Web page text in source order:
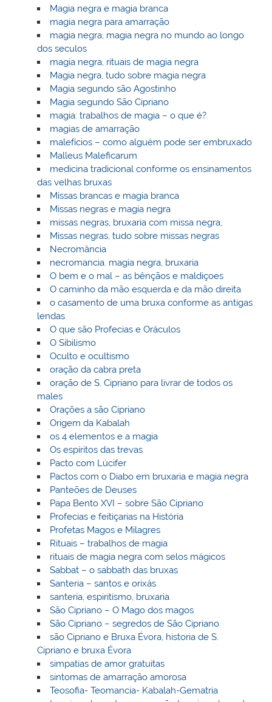
Magia negra e magia branca
magia negra para amarração
magia negra, magia negra no mundo ao longo
dos seculos
magia negra, rituais de magia negra
Magia negra, tudo sobre magia negra
Magia segundo são Agostinho
Magia segundo São Cipriano
magia: trabalhos de magia – o que é?
magias de amarração
malefícios – como alguém pode ser embruxado
Malleus Maleficarum
medicina tradicional conforme os ensinamentos
das velhas bruxas
Missas brancas e magia branca
Missas negras e magia negra
missas negras, bruxaria com missa negra,
Missas negras, tudo sobre missas negras
Necromância
necromancia. magia negra, bruxaria
O bem e o mal – as bênçãos e maldiçoes
O caminho da mão esquerda e da mão direita
o casamento de uma bruxa conforme as antigas
lendas
O que são Profecias e Oráculos
O Sibilismo
Oculto e ocultismo
oração da cabra preta
oração de S. Cipriano para livrar de todos os
males
Orações a são Cipriano
Origem da Kabalah
os 4 elementos e a magia
Os espíritos das trevas
Pacto com Lúcifer
Pactos com o Diabo em bruxaria e magia negra
Panteões de Deuses
Papa Bento XVI – sobre São Cipriano
Profecias e feitiçarias na História
Profetas Magos e Milagres
Rituais – trabalhos de magia
rituais de magia negra com selos mágicos
Sabbat – o sabbath das bruxas
Santeria – santos e orixás
santeria, espiritismo, bruxaria
São Cipriano – O Mago dos magos
São Cipriano – segredos de São Cipriano
são Cipriano e Bruxa Évora, historia de S.
Cipriano e bruxa Évora
simpatias de amor gratuitas
sintomas de amarração amorosa
Teosofia- Teomancia- Kabalah-Gematria